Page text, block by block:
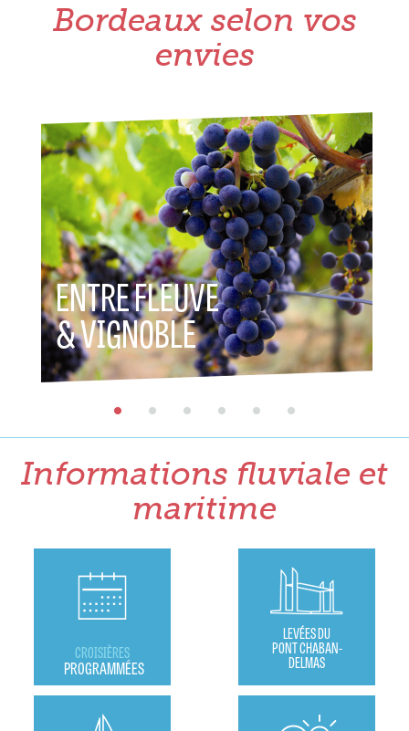
Bordeaux selon vos
envies
ENTRE FLEUVE
& VIGNOBLE &
Informations fluviale et
maritime
CROISIÈRES
PROGRAMMÉES
LEVÉES DU
PONT CHABAN-
DELMAS